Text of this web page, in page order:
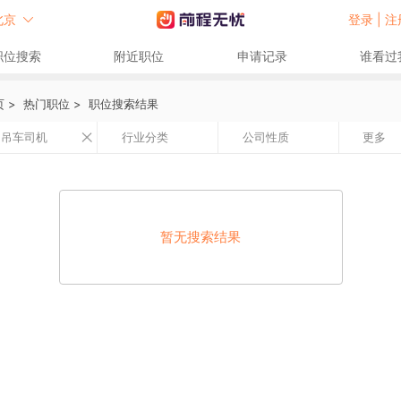
京 登录 | 注
位搜索 附近职位 申请记录 谁看过
> 热门职位 > 职位搜索结果
吊车司机 行业分类 公司性质 更多
暂无搜索结果